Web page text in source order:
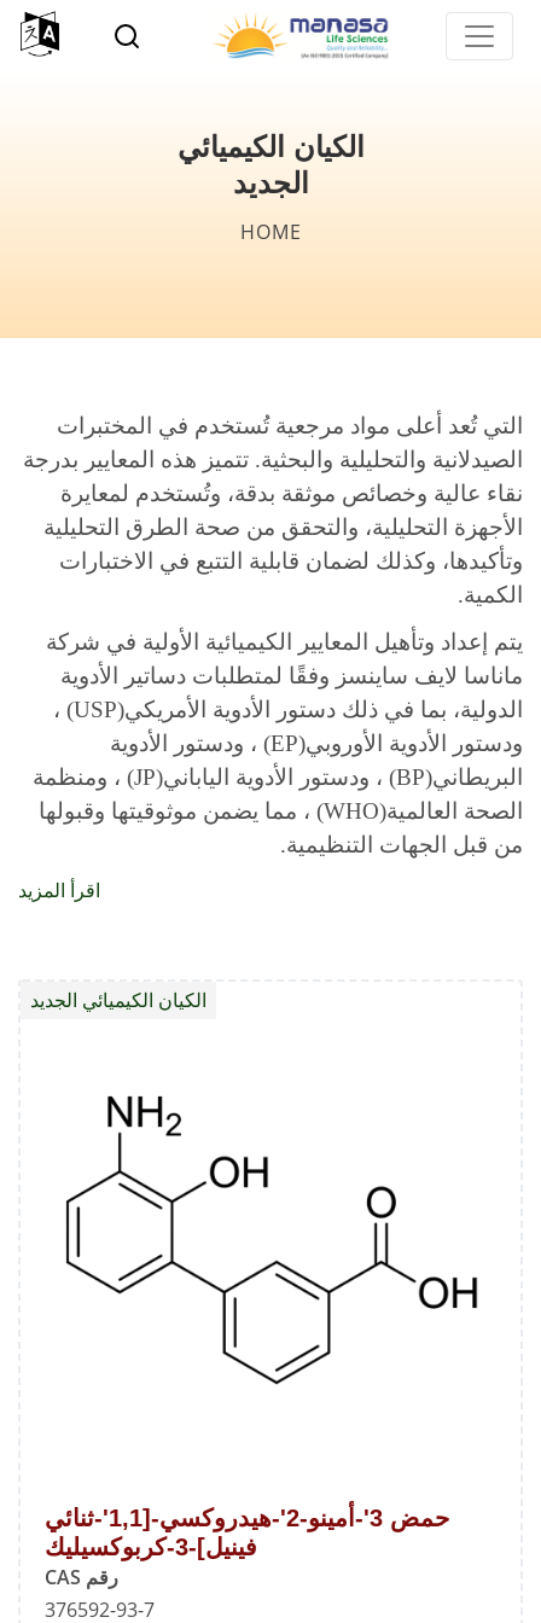
الكيان الكيميائي
الجديد
Breadcrumb
HOME
التي تُعد أعلى مواد مرجعية تُستخدم في المختبرات
الصيدلانية والتحليلية والبحثية. تتميز هذه المعايير بدرجة
نقاء عالية وخصائص موثقة بدقة، وتُستخدم لمعايرة
الأجهزة التحليلية، والتحقق من صحة الطرق التحليلية
وتأكيدها، وكذلك لضمان قابلية التتبع في الاختبارات
الكمية.
يتم إعداد وتأهيل المعايير الكيميائية الأولية في شركة
ماناسا لايف ساينسز وفقًا لمتطلبات دساتير الأدوية
الدولية، بما في ذلك دستور الأدوية الأمريكي(USP) ،
ودستور الأدوية الأوروبي(EP) ، ودستور الأدوية
البريطاني(BP) ، ودستور الأدوية الياباني(JP) ، ومنظمة
الصحة العالمية(WHO) ، مما يضمن موثوقيتها وقبولها
من قبل الجهات التنظيمية.
اقرأ المزيد
حمض 3'-أمينو-2'-هيدروكسي-[1,1'-ثنائي
فينيل]-3-كربوكسيليك
رقم CAS
376592-93-7
الكيان الكيميائي الجديد